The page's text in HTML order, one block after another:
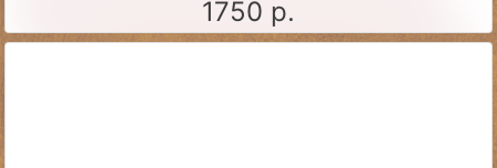
1750 р.